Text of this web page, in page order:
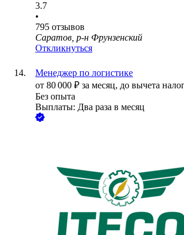
3.7
•
795 отзывов
Саратов, р-н Фрунзенский
Откликнуться
Менеджер по логистике
от 80 000 ₽ за месяц, до вычета
Без опыта
Выплаты: Два раза в месяц